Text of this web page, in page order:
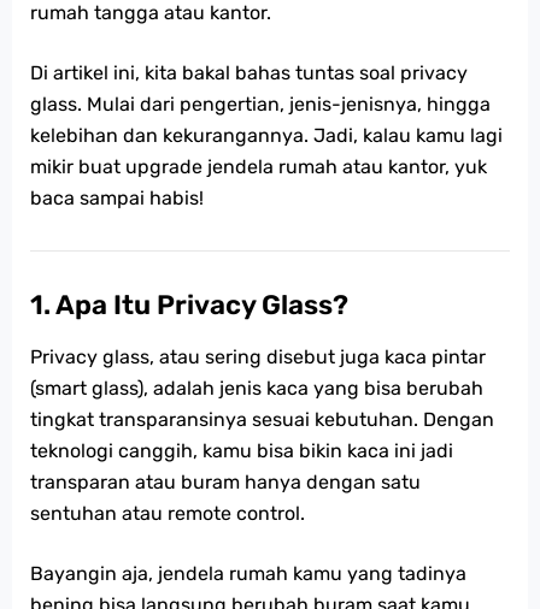
rumah tangga atau kantor.
Di artikel ini, kita bakal bahas tuntas soal privacy
glass. Mulai dari pengertian, jenis-jenisnya, hingga
kelebihan dan kekurangannya. Jadi, kalau kamu lagi
mikir buat upgrade jendela rumah atau kantor, yuk
baca sampai habis!
1.Apa Itu Privacy Glass?
Privacy glass, atau sering disebut juga kaca pintar
(smart glass), adalah jenis kaca yang bisa berubah
tingkat transparansinya sesuai kebutuhan. Dengan
teknologi canggih, kamu bisa bikin kaca ini jadi
transparan atau buram hanya dengan satu
sentuhan atau remote control.
Bayangin aja, jendela rumah kamu yang tadinya